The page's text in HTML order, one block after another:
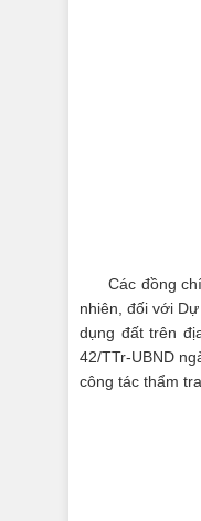
Các đồng
nhiên, đối với
dụng đất trên
42/TTr-UBND
công tác thẩm